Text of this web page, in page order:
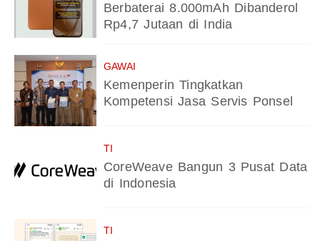
Berbaterai 8.000mAh Dibanderol
Rp4,7 Jutaan di India
GAWAI
Kemenperin Tingkatkan
Kompetensi Jasa Servis Ponsel
TI
CoreWeave Bangun 3 Pusat Data
di Indonesia
TI